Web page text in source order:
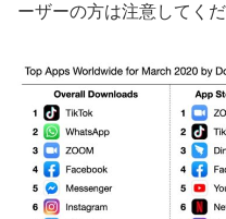
ーザーの方は注意してくだ